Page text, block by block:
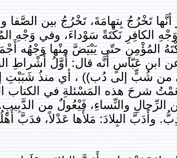
تَخْرُجُ بِتهامَةَ، تَخْرُجُ بين الصَّفا
الكافِرِ نَكْتَةً سَوْداءَ، وفي وَجْهِ
المُؤْمِنِ حتّى يَبْيَضَّ مِنْها وَجْهُه
عن ابن عَبّاسٍ أَنَّه قال: أَوَّلُ أَشْراطِ
من شُبٍّ إلى دُب)) ، أي منذُ
شرحَ هذه المَسْئلةِ في
الرِّجالِ والنِّساءِ، فَيْعُولٌ من
وأَدَبَّ البِلادَ: مَلأَها عَدْلاً، فدَبَّ